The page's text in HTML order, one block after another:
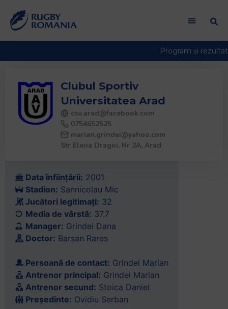
Clubul Sportiv
Universitatea Arad
csu.arad@facebook.com
0754652525
marian.grindei@yahoo.com
Str Elena Dragoi, Nr 2A, Arad
Data înființării: 2001
Stadion: Sannicolau Mic
Jucători legitimați: 32
Media de vârstă: 37.7
Manager: Grindei Dana
Doctor: Barsan Rares
Persoană de contact: Grindei Marian
Antrenor principal: Grindei Marian
Antrenor secund: Stoica Daniel
Președinte: Ovidiu Serban